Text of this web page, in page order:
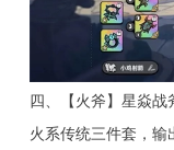
四、【火斧】星焱战
火系传统三件套，输